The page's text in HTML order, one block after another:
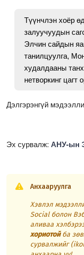
Түүнчлэн хоёр
залуучуудын
Элчин сайдын
танилцуулга,
худалдааны
нетворкинг
Дэлгэрэнгүй
Эх сурвалж:АНУ-ын
Анхааруулга
Хэвлэл
Social болон
аливаа
хориотойба
сурвалжийг